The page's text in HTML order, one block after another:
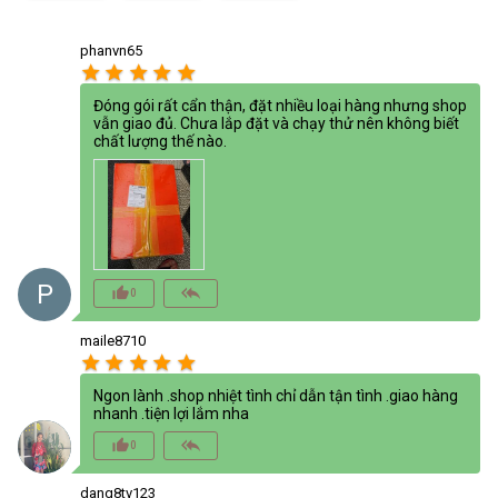
P
phanvn65
star star star star star
Đóng gói rất cẩn thận, đặt nhiều loại hàng nhưng shop
vẫn giao đủ. Chưa lắp đặt và chạy thử nên không biết
chất lượng thế nào.
thumb_up_alt0 reply_all
maile8710
star star star star star
Ngon lành .shop nhiệt tình chỉ dẫn tận tình .giao hàng
nhanh .tiện lợi lắm nha
thumb_up_alt0 reply_all
dang8tv123